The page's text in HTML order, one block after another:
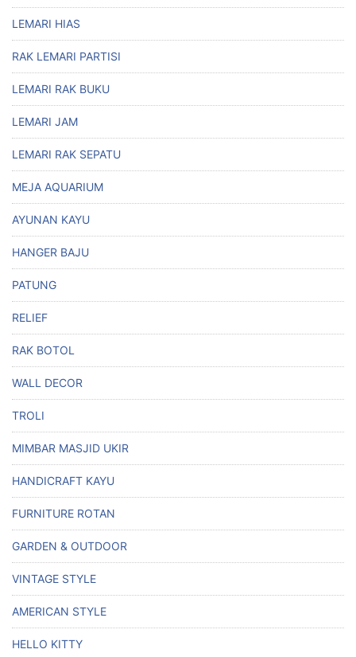
LEMARI HIAS
RAK LEMARI PARTISI
LEMARI RAK BUKU
LEMARI JAM
LEMARI RAK SEPATU
MEJA AQUARIUM
AYUNAN KAYU
HANGER BAJU
PATUNG
RELIEF
RAK BOTOL
WALL DECOR
TROLI
MIMBAR MASJID UKIR
HANDICRAFT KAYU
FURNITURE ROTAN
GARDEN & OUTDOOR
VINTAGE STYLE
AMERICAN STYLE
HELLO KITTY